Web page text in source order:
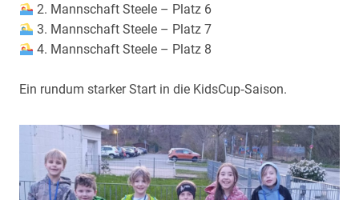
2. Mannschaft Steele – Platz 6
3. Mannschaft Steele – Platz 7
4. Mannschaft Steele – Platz 8
Ein rundum starker Start in die KidsCup‑Saison.